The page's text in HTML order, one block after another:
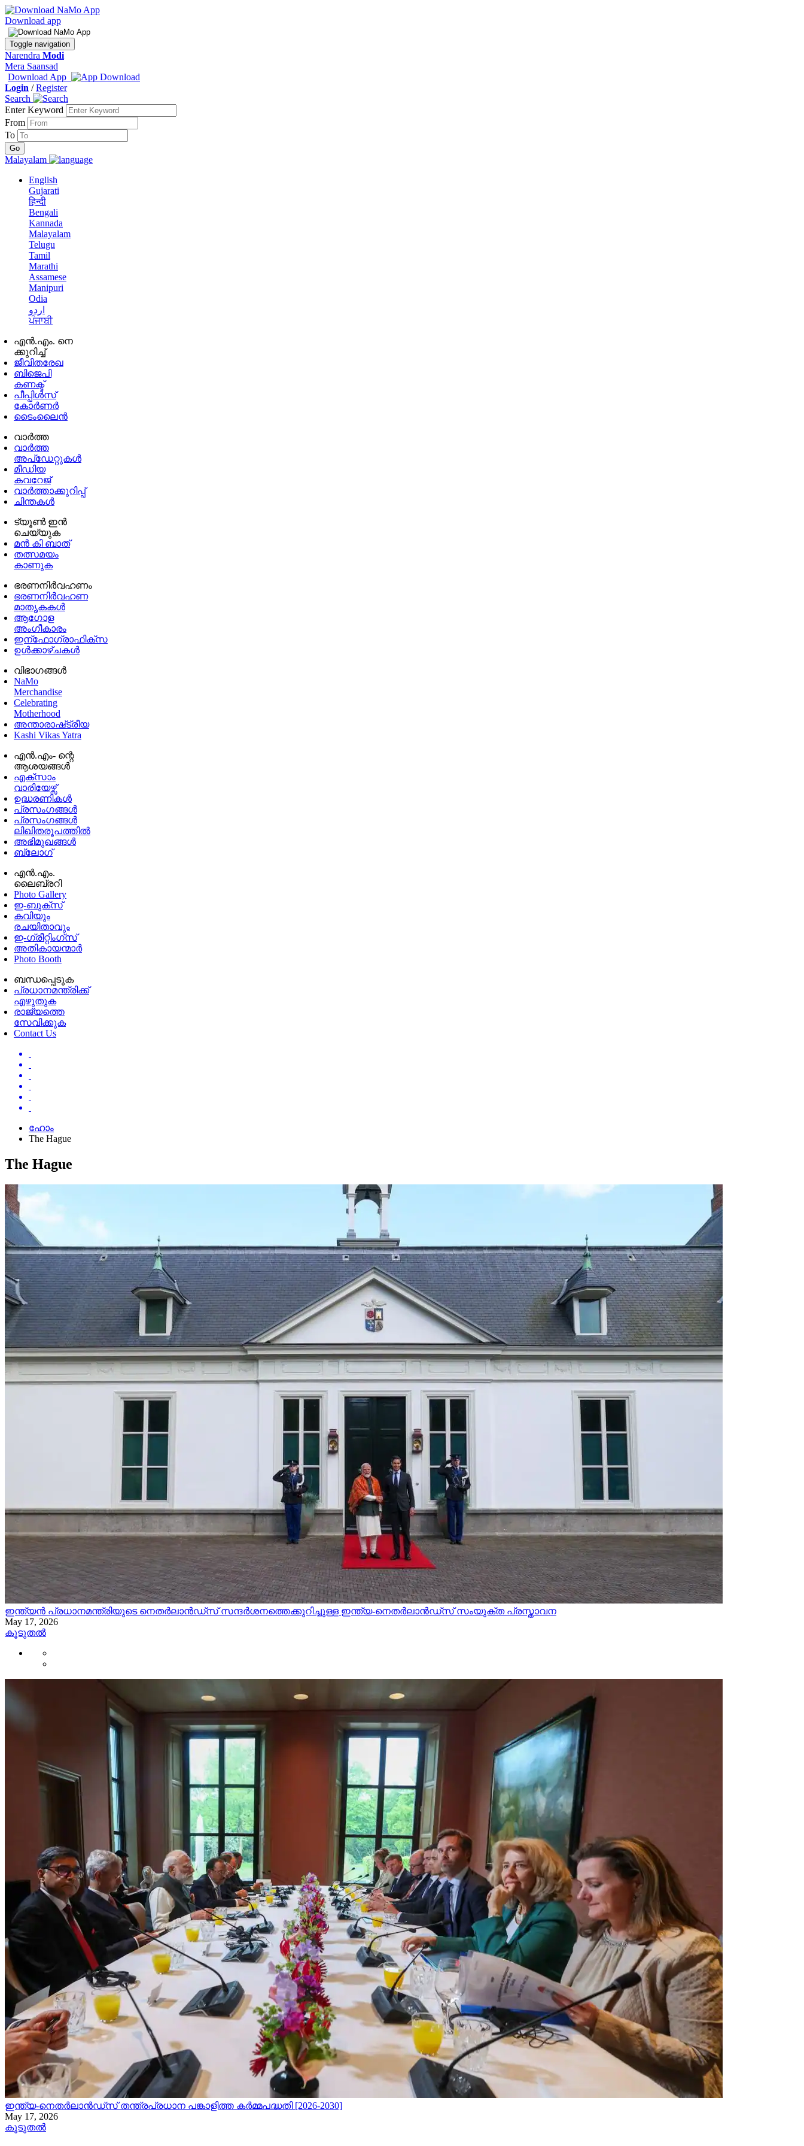
Download app
Toggle navigation
Narendra Modi
Mera Saansad
Download App
Login /Register
Search
Enter Keyword
From
To
Malayalam
English
Gujarati
हिन्दी
Bengali
Kannada
Malayalam
Telugu
Tamil
Marathi
Assamese
Manipuri
Odia
اردو
ਪੰਜਾਬੀ
എൻ.എം. നെ
ക്കുറിച്ച്
ജീവിതരേഖ
ബിജെപി
കണക്ട്
പീപ്പിൾസ്
കോർണർ
ടൈംലൈൻ
വാർത്ത
വാർത്ത
അപ്ഡേറ്റുകൾ
മീഡിയ
കവറേജ്
വാർത്താക്കുറിപ്പ്
ചിന്തകൾ
ട്യൂൺ ഇൻ
ചെയ്യുക
മൻ കി ബാത്
തത്സമയം
കാണുക
ഭരണനിര്‍വഹണം
ഭരണനിര്‍വഹണ
മാതൃകകൾ
ആഗോള
അംഗീകാരം
ഇന്ഫോഗ്രാഫിക്സ
ഉള്‍ക്കാഴ്‌ചകൾ
വിഭാഗങ്ങൾ
NaMo
Merchandise
Celebrating
Motherhood
അന്താരാഷ്‌ട്രീയ
Kashi Vikas Yatra
എൻ.എം- ന്റെ
ആശയങ്ങൾ
എക്സാം
വാരിയേഴ്സ്
ഉദ്ധരണികള്‍
പ്രസംഗങ്ങള്‍
പ്രസംഗങ്ങൾ
ലിഖിതരൂപത്തിൽ
അഭിമുഖങ്ങൾ
ബ്ലോഗ്
എൻ.എം.
ലൈബ്രറി
Photo Gallery
ഇ-ബുക്‌സ്
കവിയും
രചയിതാവും
ഇ-ഗ്രീറ്റിംഗ്‌സ്
അതികായന്മാർ
Photo Booth
ബന്ധപ്പെടുക
പ്രധാനമന്ത്രിക്ക്
എഴുതുക
രാജ്യത്തെ
സേവിക്കുക
Contact Us
ഹോം
The Hague
The Hague
ഇന്ത്യന്‍ പ്രധാനമന്ത്രിയുടെ നെതര്‍ലാന്‍ഡ്സ് സന്ദര്‍ശനത്തെക്കുറിച്ചുള്ള ഇന്ത്യ-നെതര്‍ലാന്‍ഡ്സ് സംയുക്ത പ്രസ്താവന
May 17, 2026
കൂടുതൽ
​ഇന്ത്യ-നെതർലാൻഡ്സ് തന്ത്രപ്രധാന പങ്കാളിത്ത കർമ്മപദ്ധതി [2026-2030]
May 17, 2026
കൂടുതൽ